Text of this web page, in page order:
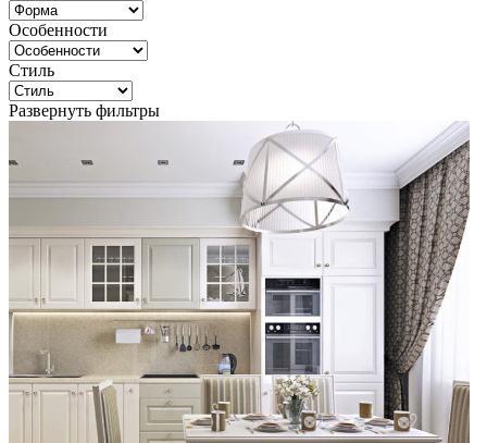
Особенности
Стиль
Развернуть фильтры